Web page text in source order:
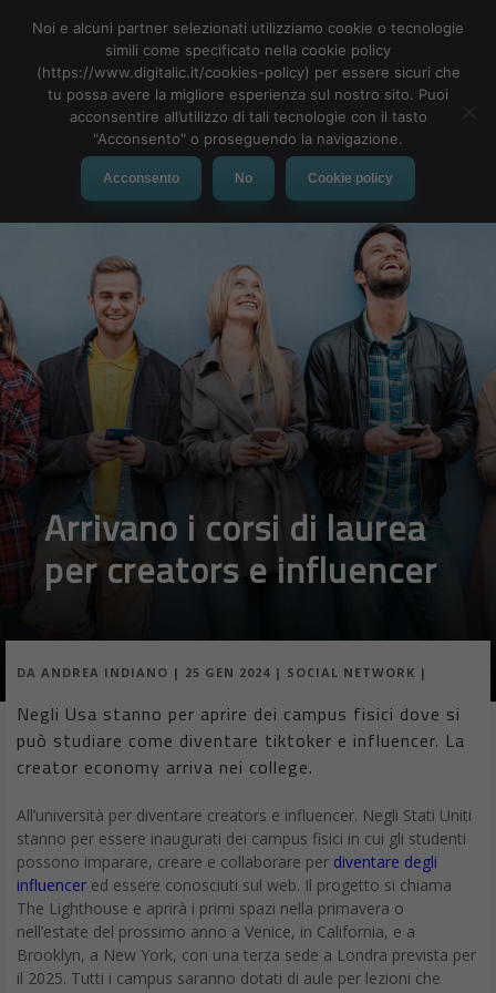
MENU
Arrivano i corsi di laurea
per creators e influencer
DA ANDREA INDIANO | 25 GEN 2024 | SOCIAL NETWORK |
Negli Usa stanno per aprire dei campus fisici dove si
può studiare come diventare tiktoker e influencer. La
creator economy arriva nei college.
All’università per diventare creators e influencer. Negli Stati Uniti
stanno per essere inaugurati dei campus fisici in cui gli studenti
possono imparare, creare e collaborare per diventare degli
influencer ed essere conosciuti sul web. Il progetto si chiama
The Lighthouse e aprirà i primi spazi nella primavera o
nell’estate del prossimo anno a Venice, in California, e a
Brooklyn, a New York, con una terza sede a Londra prevista per
il 2025. Tutti i campus saranno dotati di aule per lezioni che
Noi e alcuni partner selezionati utilizziamo cookie o tecnologie
simili come specificato nella cookie policy
(https://www.digitalic.it/cookies-policy) per essere sicuri che
tu possa avere la migliore esperienza sul nostro sito. Puoi
acconsentire all’utilizzo di tali tecnologie con il tasto
"Acconsento" o proseguendo la navigazione.
Acconsento No Cookie policy